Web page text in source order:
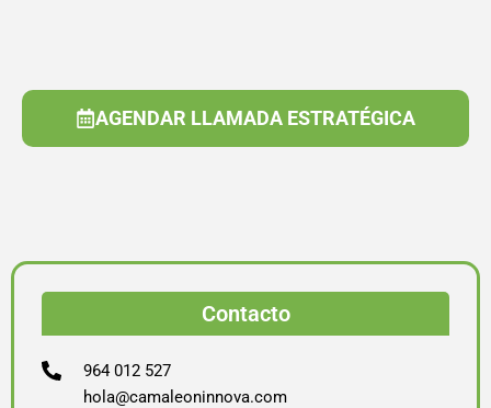
AGENDAR LLAMADA ESTRATÉGICA
Contacto
964 012 527
hola@camaleoninnova.com